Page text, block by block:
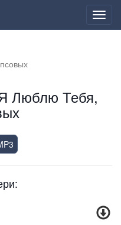
Люблю Тебя,